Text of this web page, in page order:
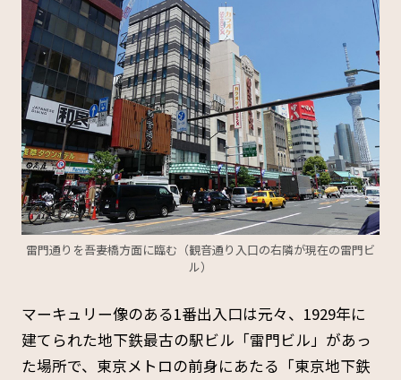
雷門通りを吾妻橋方面に臨む（観音通り入口の右隣が現在の雷門ビ
ル）
マーキュリー像のある1番出入口は元々、1929年に
建てられた地下鉄最古の駅ビル「雷門ビル」があっ
た場所で、東京メトロの前身にあたる「東京地下鉄